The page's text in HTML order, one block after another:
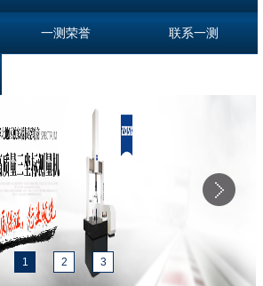
一测荣誉 联系一测
1 2 3